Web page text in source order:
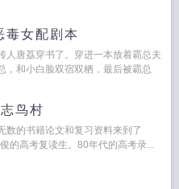
毒女配剧本
人唐荔穿书了。穿进一本放着霸总夫
，和小白脸双宿双栖，最后被霸总
鸟村
数的书籍论文和复习资料来到了
的高考复读生。80年代的高考录...